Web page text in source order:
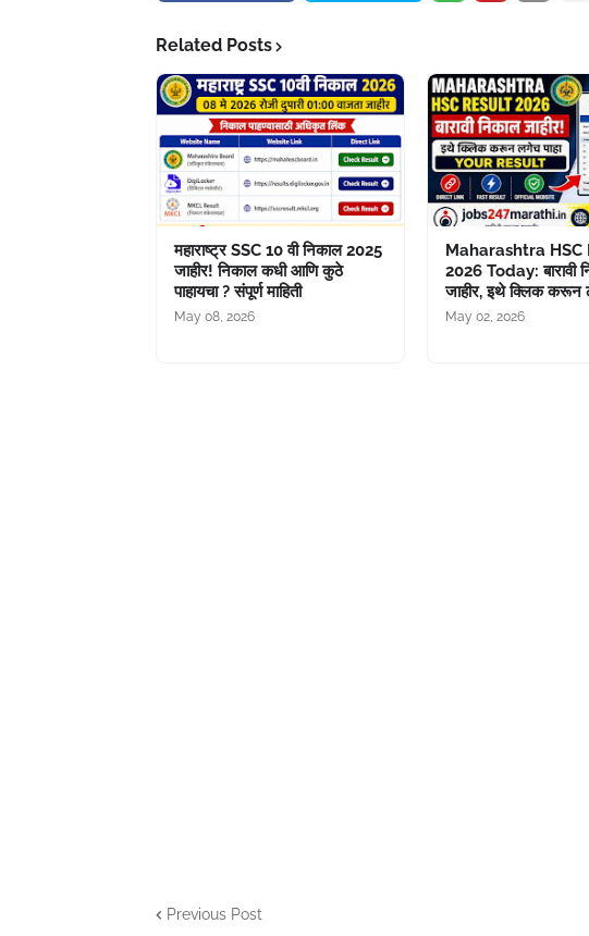
Related Posts
महाराष्ट्र SSC 10 वी निकाल 2025
जाहीर! निकाल कधी आणि कुठे
पाहायचा ? संपूर्ण माहिती
May 08, 2026
Maharashtra HSC
2026 Today: बारावी
जाहीर, इथे क्लिक करून
May 02, 2026
Previous Post